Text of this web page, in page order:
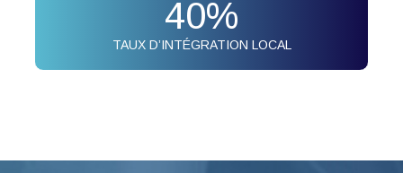
40%
TAUX D’INTÉGRATION LOCAL